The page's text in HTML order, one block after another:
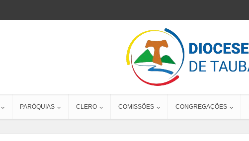
PARÓQUIAS CLERO COMISSÕES CONGREGAÇÕES